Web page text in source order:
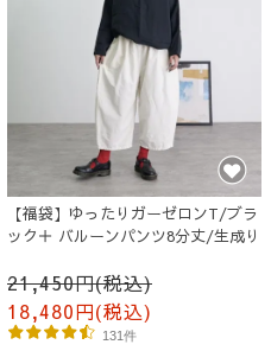
【福袋】ゆったりガーゼロンT/ブラ
ック＋ バルーンパンツ8分丈/生成り
21,450円(税込)
18,480円(税込)
131件